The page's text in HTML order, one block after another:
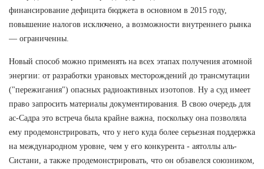
финансирование дефицита бюджета в основном в 2015 году,
повышение налогов исключено, а возможности внутреннего рынка
— ограниченны.
Новый способ можно применять на всех этапах получения атомной
энергии: от разработки урановых месторождений до трансмутации
("пережигания") опасных радиоактивных изотопов. Ну а суд имеет
право запросить материалы документирования. В свою очередь для
ас-Садра это встреча была крайне важна, поскольку она позволяла
ему продемонстрировать, что у него куда более серьезная поддержка
на международном уровне, чем у его конкурента - аятоллы аль-
Систани, а также продемонстрировать, что он обзавелся союзником,